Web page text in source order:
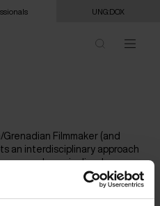
UNG:DOX
Filmmaker (and
an interdisciplinary approach
marginalized